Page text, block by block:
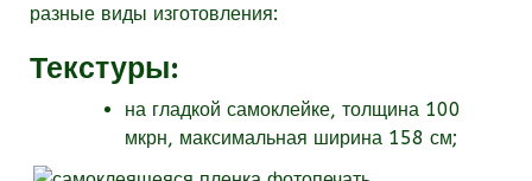
разные виды изготовления:
Текстуры:
на гладкой самоклейке, толщина 100
мкрн, максимальная ширина 158 см;